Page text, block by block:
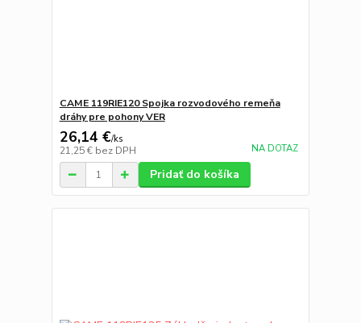
CAME 119RIE120 Spojka rozvodového remeňa
dráhy pre pohony VER
26,14 €/ks
21,25 € bez DPH NA DOTAZ
Pridať do košíka